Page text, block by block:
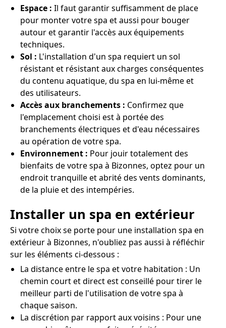
Espace : Il faut garantir suffisamment de place
pour monter votre spa et aussi pour bouger
autour et garantir l'accès aux équipements
techniques.
Sol : L'installation d'un spa requiert un sol
résistant et résistant aux charges conséquentes
du contenu aquatique, du spa en lui-même et
des utilisateurs.
Accès aux branchements : Confirmez que
l'emplacement choisi est à portée des
branchements électriques et d'eau nécessaires
au opération de votre spa.
Environnement : Pour jouir totalement des
bienfaits de votre spa à Bizonnes, optez pour un
endroit tranquille et abrité des vents dominants,
de la pluie et des intempéries.
Installer un spa en extérieur
Si votre choix se porte pour une installation spa en
extérieur à Bizonnes, n'oubliez pas aussi à réfléchir
sur les éléments ci-dessous :
La distance entre le spa et votre habitation : Un
chemin court et direct est conseillé pour tirer le
meilleur parti de l'utilisation de votre spa à
chaque saison.
La discrétion par rapport aux voisins : Pour une